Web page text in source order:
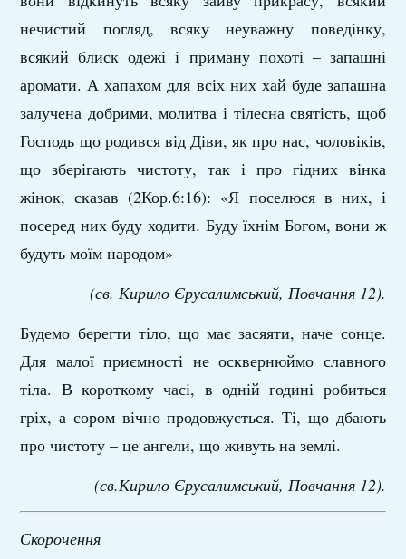
нечистий погляд, всяку неуважну поведінку,
всякий блиск одежі і приману похоті – запашні
аромати. А хапахом для всіх них хай буде запашна
залучена добрими, молитва і тілесна святість, щоб
Господь що родився від Діви, як про нас, чоловіків,
що зберігають чистоту, так і про гідних вінка
жінок, сказав (2Кор.6:16): «Я поселюся в них, і
посеред них буду ходити. Буду їхнім Богом, вони ж
будуть моїм народом»
(св. Кирило Єрусалимський, Повчання 12).
Будемо берегти тіло, що має засяяти, наче сонце.
Для малої приємності не осквернюймо славного
тіла. В короткому часі, в одній годині робиться
гріх, а сором вічно продовжується. Ті, що дбають
про чистоту – це ангели, що живуть на землі.
(св.Кирило Єрусалимський, Повчання 12).
Скорочення